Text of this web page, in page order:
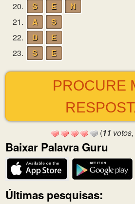
20.
S E
N
21.
A
S
22.
D
E
23.
S E
PROCURE
(11
Baixar Palavra Guru
Últimas pesquisas: